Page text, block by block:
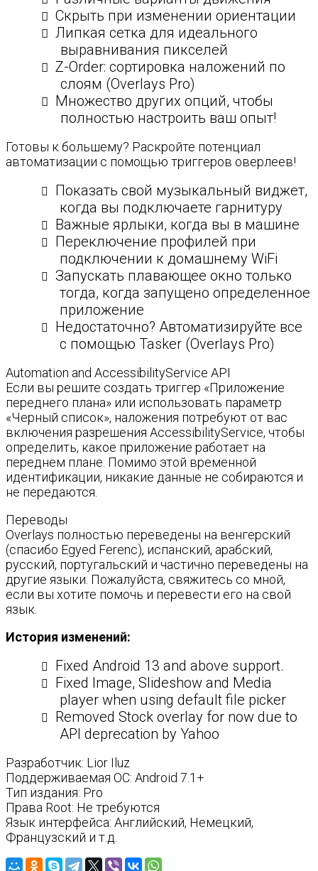
Скрыть при изменении ориентации
Липкая сетка для идеального
выравнивания пикселей
Z-Order: сортировка наложений по
слоям (Overlays Pro)
Множество других опций, чтобы
полностью настроить ваш опыт!
Готовы к большему? Раскройте потенциал
автоматизации с помощью триггеров оверлеев!
Показать свой музыкальный виджет,
когда вы подключаете гарнитуру
Важные ярлыки, когда вы в машине
Переключение профилей при
подключении к домашнему WiFi
Запускать плавающее окно только
тогда, когда запущено определенное
приложение
Недостаточно? Автоматизируйте все
с помощью Tasker (Overlays Pro)
Automation and AccessibilityService API
Если вы решите создать триггер «Приложение
переднего плана» или использовать параметр
«Черный список», наложения потребуют от вас
включения разрешения AccessibilityService, чтобы
определить, какое приложение работает на
переднем плане. Помимо этой временной
идентификации, никакие данные не собираются и
не передаются.
Переводы
Overlays полностью переведены на венгерский
(спасибо Egyed Ferenc), испанский, арабский,
русский, португальский и частично переведены на
другие языки. Пожалуйста, свяжитесь со мной,
если вы хотите помочь и перевести его на свой
язык.
История изменений:
Fixed Android 13 and above support.
Fixed Image, Slideshow and Media
player when using default file picker
Removed Stock overlay for now due to
API deprecation by Yahoo
Разработчик: Lior Iluz
Поддерживаемая ОС: Android 7.1+
Тип издания: Pro
Права Root: Не требуются
Язык интерфейса: Английский, Немецкий,
Французский и т.д.